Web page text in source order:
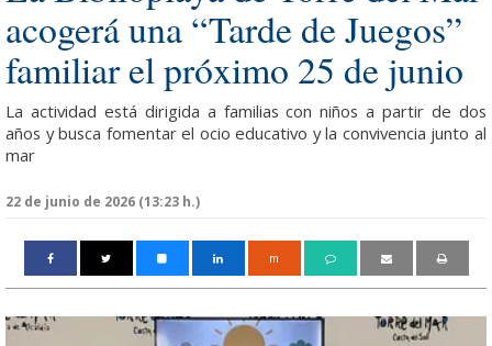
acogerá una “Tarde de Juegos”
familiar el próximo 25 de junio
La actividad está dirigida a familias con niños a partir de dos
años y busca fomentar el ocio educativo y la convivencia junto al
mar
22 de junio de 2026 (13:23 h.)
m